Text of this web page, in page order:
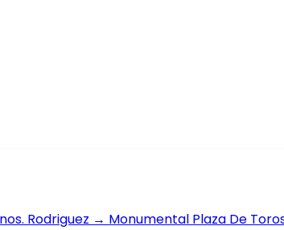
Rodriguez → Monumental Plaza De